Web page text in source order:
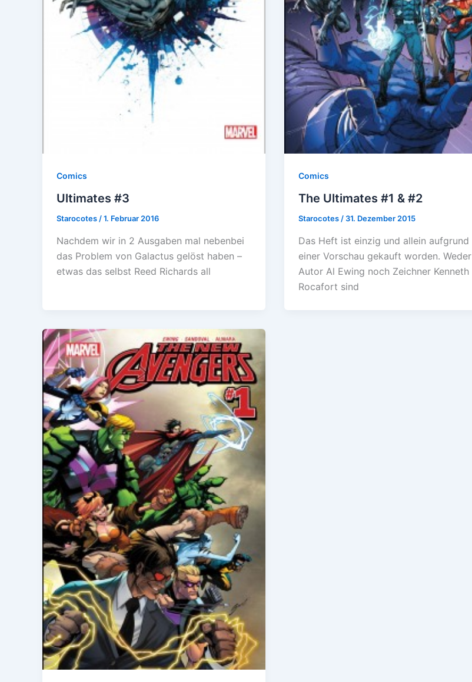
Comics
Ultimates #3
Starocotes/1. Februar 2016
Nachdem wir in 2 Ausgaben mal nebenbei
das Problem von Galactus gelöst haben –
etwas das selbst Reed Richards all
Comics
The Ultimates #1 & #2
Starocotes/ 31. Dezember 2015
Das Heft ist einzig und allein aufgrund
einer Vorschau gekauft worden. Weder
Autor Al Ewing noch Zeichner Kenneth
Rocafort sind